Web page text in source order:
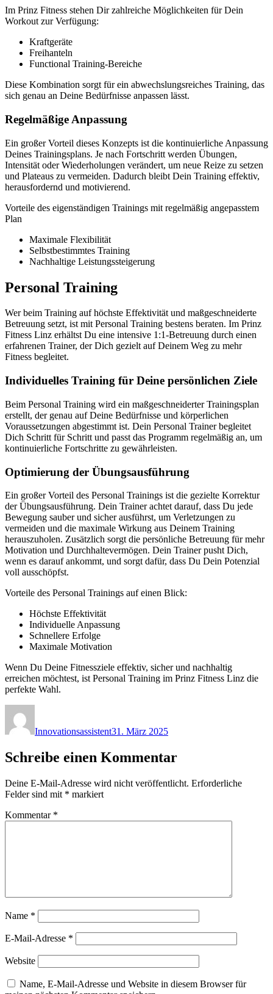
Im Prinz Fitness stehen Dir zahlreiche Möglichkeiten für Dein
Workout zur Verfügung:
Kraftgeräte
Freihanteln
Functional Training-Bereiche
Diese Kombination sorgt für ein abwechslungsreiches Training, das
sich genau an Deine Bedürfnisse anpassen lässt.
Regelmäßige Anpassung
Ein großer Vorteil dieses Konzepts ist die kontinuierliche Anpassung
Deines Trainingsplans. Je nach Fortschritt werden Übungen,
Intensität oder Wiederholungen verändert, um neue Reize zu setzen
und Plateaus zu vermeiden. Dadurch bleibt Dein Training effektiv,
herausfordernd und motivierend.
Vorteile des eigenständigen Trainings mit regelmäßig angepasstem
Plan
Maximale Flexibilität
Selbstbestimmtes Training
Nachhaltige Leistungssteigerung
Personal Training
Wer beim Training auf höchste Effektivität und maßgeschneiderte
Betreuung setzt, ist mit Personal Training bestens beraten. Im Prinz
Fitness Linz erhältst Du eine intensive 1:1-Betreuung durch einen
erfahrenen Trainer, der Dich gezielt auf Deinem Weg zu mehr
Fitness begleitet.
Individuelles Training für Deine persönlichen Ziele
Beim Personal Training wird ein maßgeschneiderter Trainingsplan
erstellt, der genau auf Deine Bedürfnisse und körperlichen
Voraussetzungen abgestimmt ist. Dein Personal Trainer begleitet
Dich Schritt für Schritt und passt das Programm regelmäßig an, um
kontinuierliche Fortschritte zu gewährleisten.
Optimierung der Übungsausführung
Ein großer Vorteil des Personal Trainings ist die gezielte Korrektur
der Übungsausführung. Dein Trainer achtet darauf, dass Du jede
Bewegung sauber und sicher ausführst, um Verletzungen zu
vermeiden und die maximale Wirkung aus Deinem Training
herauszuholen. Zusätzlich sorgt die persönliche Betreuung für mehr
Motivation und Durchhaltevermögen. Dein Trainer pusht Dich,
wenn es darauf ankommt, und sorgt dafür, dass Du Dein Potenzial
voll ausschöpfst.
Vorteile des Personal Trainings auf einen Blick:
Höchste Effektivität
Individuelle Anpassung
Schnellere Erfolge
Maximale Motivation
Wenn Du Deine Fitnessziele effektiv, sicher und nachhaltig
erreichen möchtest, ist Personal Training im Prinz Fitness Linz die
perfekte Wahl.
Innovationsassistent31. März 2025
Schreibe einen Kommentar
Deine E-Mail-Adresse wird nicht veröffentlicht. Erforderliche
Felder sind mit * markiert
Kommentar *
Name *
E-Mail-Adresse *
Website
Name, E-Mail-Adresse und Website in diesem Browser für